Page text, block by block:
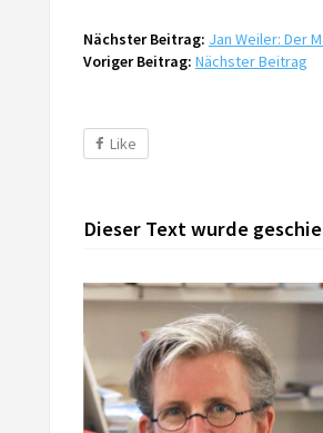
Nächster Beitrag: Jan Weiler: Der
Voriger Beitrag: Nächster Beitrag
Like
Dieser Text wurde